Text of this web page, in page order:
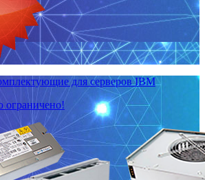
для серверов IBM
ограничено!